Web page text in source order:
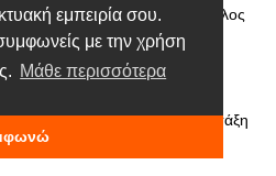
εμπειρία σου.
με την χρήση
Μάθε περισσότερα
εκσυγχρονισμού προς όφελος
ταυτότητα είναι η διαδικασία
ένας οργανωμένος
κτιρίου καθώς βάζει σε τάξη
αναγκαία για την …